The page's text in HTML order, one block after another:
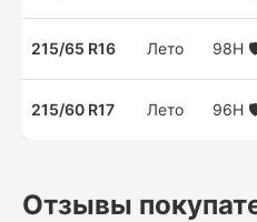
215/65 R16 Лето 98H
215/60 R17 Лето 96H
Отзывы